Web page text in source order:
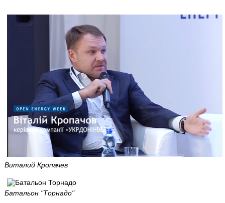
Виталий Кропачев
Батальон "Торнадо"